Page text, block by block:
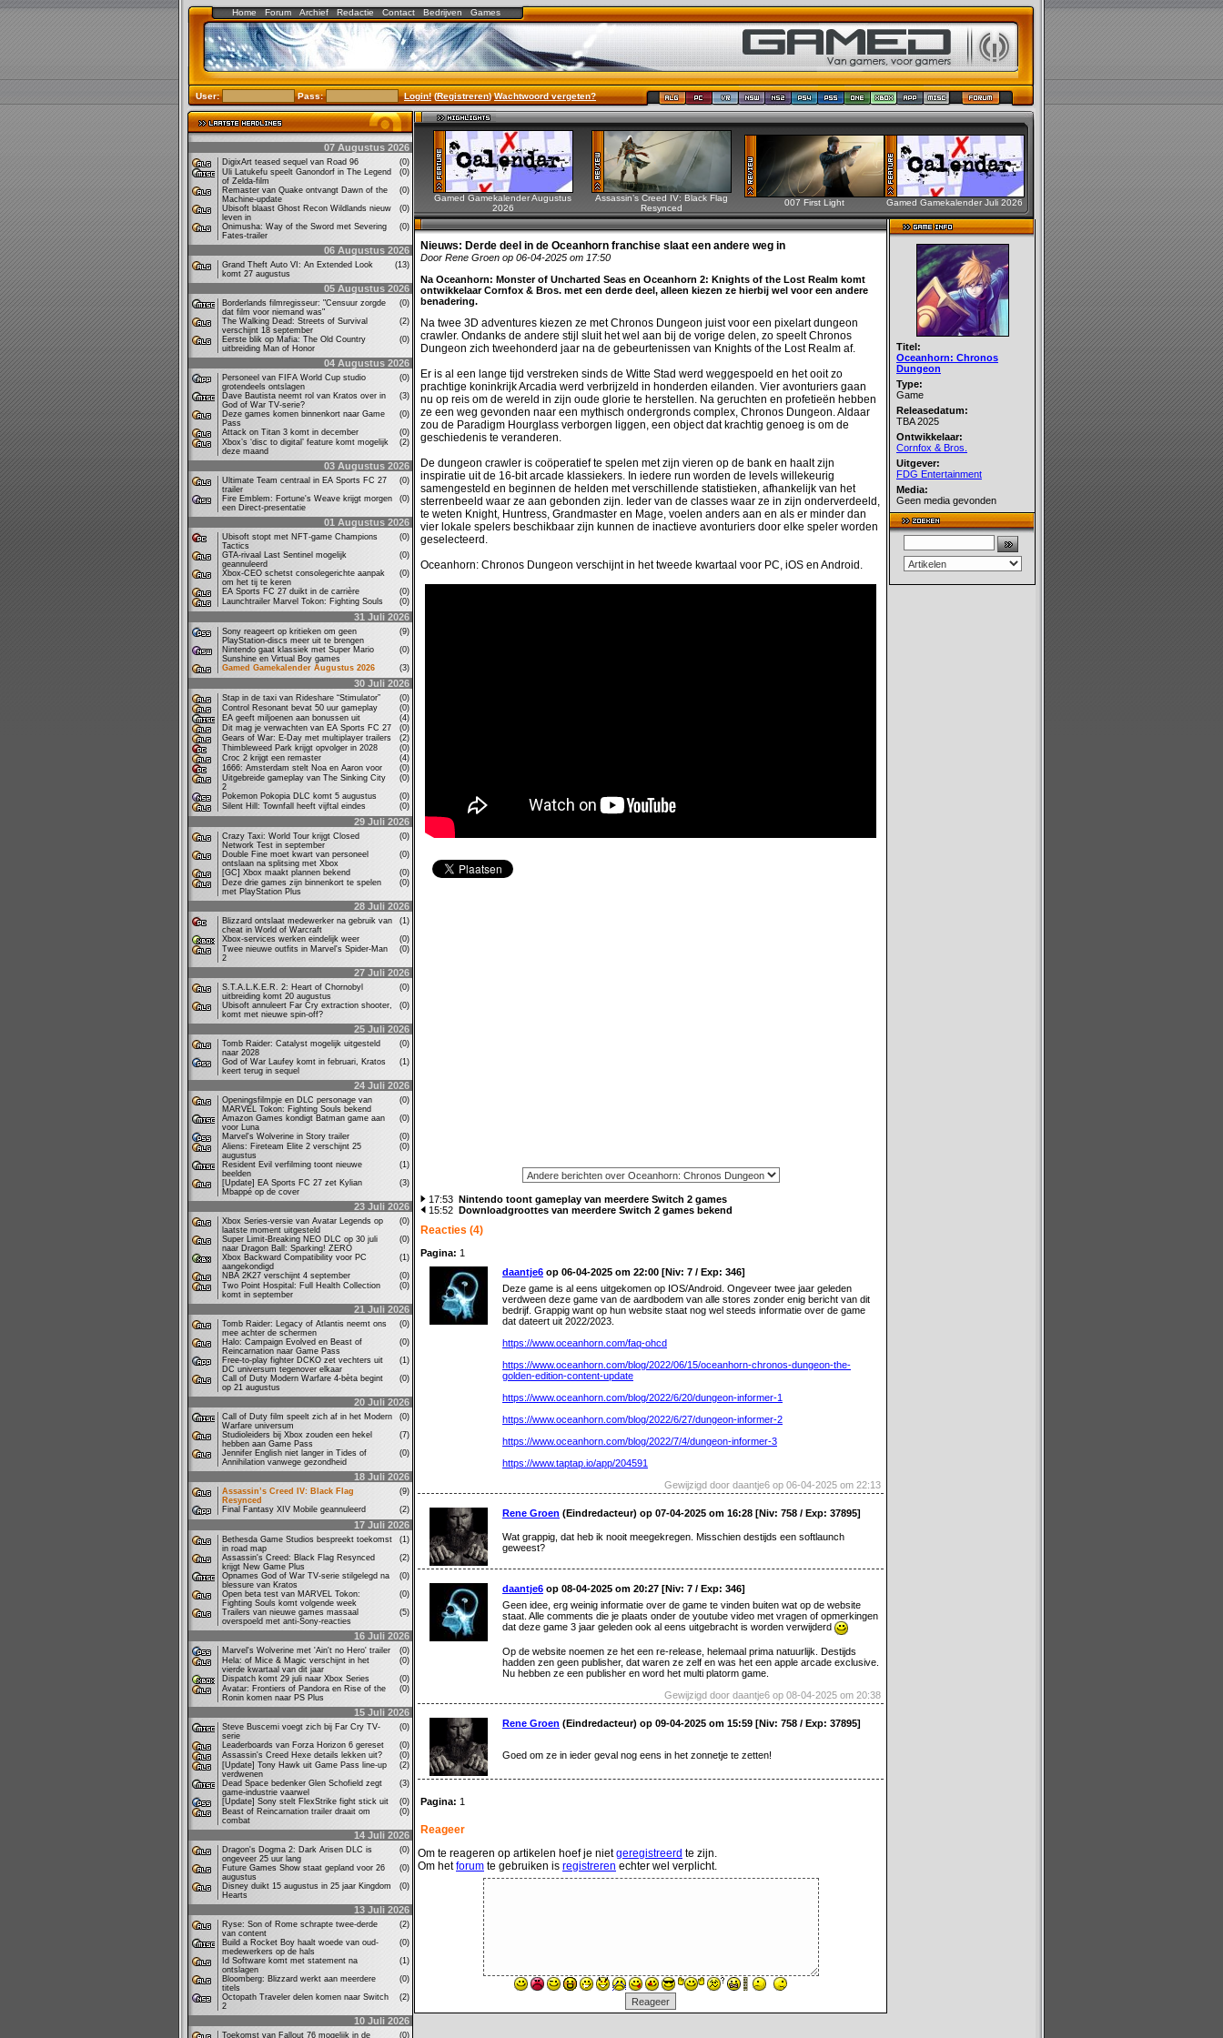
Home Forum Archief Redactie Contact Bedrijven Games
User: Pass: Login!(Registreren)Wachtwoord vergeten?
07 Augustus 2026
DigixArt teased sequel van Road 96
(0)
Uli Latukefu speelt Ganondorf in The Legend
of Zelda-film
(0)
Remaster van Quake ontvangt Dawn of the
Machine-update
(0)
Ubisoft blaast Ghost Recon Wildlands nieuw
leven in
(0)
Onimusha: Way of the Sword met Severing
Fates-trailer
(0)
06 Augustus 2026
Grand Theft Auto VI: An Extended Look
komt 27 augustus
(13)
05 Augustus 2026
Borderlands filmregisseur: "Censuur zorgde
dat film voor niemand was"
(0)
The Walking Dead: Streets of Survival
verschijnt 18 september
(2)
Eerste blik op Mafia: The Old Country
uitbreiding Man of Honor
(0)
04 Augustus 2026
Personeel van FIFA World Cup studio
grotendeels ontslagen
(0)
Dave Bautista neemt rol van Kratos over in
God of War TV-serie?
(3)
Deze games komen binnenkort naar Game
Pass
(0)
Attack on Titan 3 komt in december
(0)
Xbox’s ‘disc to digital’ feature komt mogelijk
deze maand
(2)
03 Augustus 2026
Ultimate Team centraal in EA Sports FC 27
trailer
(0)
Fire Emblem: Fortune's Weave krijgt morgen
een Direct-presentatie
(0)
01 Augustus 2026
Ubisoft stopt met NFT-game Champions
Tactics
(0)
GTA-rivaal Last Sentinel mogelijk
geannuleerd
(0)
Xbox-CEO schetst consolegerichte aanpak
om het tij te keren
(0)
EA Sports FC 27 duikt in de carrière
(0)
Launchtrailer Marvel Tokon: Fighting Souls
(0)
31 Juli 2026
Sony reageert op kritieken om geen
PlayStation-discs meer uit te brengen
(9)
Nintendo gaat klassiek met Super Mario
Sunshine en Virtual Boy games
(0)
Gamed Gamekalender Augustus 2026
(3)
30 Juli 2026
Stap in de taxi van Rideshare “Stimulator”
(0)
Control Resonant bevat 50 uur gameplay
(0)
EA geeft miljoenen aan bonussen uit
(4)
Dit mag je verwachten van EA Sports FC 27
(0)
Gears of War: E-Day met multiplayer trailers
(2)
Thimbleweed Park krijgt opvolger in 2028
(0)
Croc 2 krijgt een remaster
(4)
1666: Amsterdam stelt Noa en Aaron voor
(0)
Uitgebreide gameplay van The Sinking City
2
(0)
Pokemon Pokopia DLC komt 5 augustus
(0)
Silent Hill: Townfall heeft vijftal eindes
(0)
29 Juli 2026
Crazy Taxi: World Tour krijgt Closed
Network Test in september
(0)
Double Fine moet kwart van personeel
ontslaan na splitsing met Xbox
(0)
[GC] Xbox maakt plannen bekend
(0)
Deze drie games zijn binnenkort te spelen
met PlayStation Plus
(0)
28 Juli 2026
Blizzard ontslaat medewerker na gebruik van
cheat in World of Warcraft
(1)
Xbox-services werken eindelijk weer
(0)
Twee nieuwe outfits in Marvel's Spider-Man
2
(0)
27 Juli 2026
S.T.A.L.K.E.R. 2: Heart of Chornobyl
uitbreiding komt 20 augustus
(0)
Ubisoft annuleert Far Cry extraction shooter,
komt met nieuwe spin-off?
(0)
25 Juli 2026
Tomb Raider: Catalyst mogelijk uitgesteld
naar 2028
(0)
God of War Laufey komt in februari, Kratos
keert terug in sequel
(1)
24 Juli 2026
Openingsfilmpje en DLC personage van
MARVEL Tokon: Fighting Souls bekend
(0)
Amazon Games kondigt Batman game aan
voor Luna
(0)
Marvel's Wolverine in Story trailer
(0)
Aliens: Fireteam Elite 2 verschijnt 25
augustus
(0)
Resident Evil verfilming toont nieuwe
beelden
(1)
[Update] EA Sports FC 27 zet Kylian
Mbappé op de cover
(3)
23 Juli 2026
Xbox Series-versie van Avatar Legends op
laatste moment uitgesteld
(0)
Super Limit-Breaking NEO DLC op 30 juli
naar Dragon Ball: Sparking! ZERO
(0)
Xbox Backward Compatibility voor PC
aangekondigd
(1)
NBA 2K27 verschijnt 4 september
(0)
Two Point Hospital: Full Health Collection
komt in september
(0)
21 Juli 2026
Tomb Raider: Legacy of Atlantis neemt ons
mee achter de schermen
(0)
Halo: Campaign Evolved en Beast of
Reincarnation naar Game Pass
(0)
Free-to-play fighter DCKO zet vechters uit
DC universum tegenover elkaar
(1)
Call of Duty Modern Warfare 4-bèta begint
op 21 augustus
(0)
20 Juli 2026
Call of Duty film speelt zich af in het Modern
Warfare universum
(0)
Studioleiders bij Xbox zouden een hekel
hebben aan Game Pass
(7)
Jennifer English niet langer in Tides of
Annihilation vanwege gezondheid
(0)
18 Juli 2026
Assassin’s Creed IV: Black Flag
Resynced
(9)
Final Fantasy XIV Mobile geannuleerd
(2)
17 Juli 2026
Bethesda Game Studios bespreekt toekomst
in road map
(1)
Assassin's Creed: Black Flag Resynced
krijgt New Game Plus
(2)
Opnames God of War TV-serie stilgelegd na
blessure van Kratos
(0)
Open beta test van MARVEL Tokon:
Fighting Souls komt volgende week
(0)
Trailers van nieuwe games massaal
overspoeld met anti-Sony-reacties
(5)
16 Juli 2026
Marvel's Wolverine met 'Ain't no Hero' trailer
(0)
Hela: of Mice & Magic verschijnt in het
vierde kwartaal van dit jaar
(0)
Dispatch komt 29 juli naar Xbox Series
(0)
Avatar: Frontiers of Pandora en Rise of the
Ronin komen naar PS Plus
(0)
15 Juli 2026
Steve Buscemi voegt zich bij Far Cry TV-
serie
(0)
Leaderboards van Forza Horizon 6 gereset
(0)
Assassin's Creed Hexe details lekken uit?
(0)
[Update] Tony Hawk uit Game Pass line-up
verdwenen
(2)
Dead Space bedenker Glen Schofield zegt
game-industrie vaarwel
(3)
[Update] Sony stelt FlexStrike fight stick uit
(0)
Beast of Reincarnation trailer draait om
combat
(0)
14 Juli 2026
Dragon's Dogma 2: Dark Arisen DLC is
ongeveer 25 uur lang
(0)
Future Games Show staat gepland voor 26
augustus
(0)
Disney duikt 15 augustus in 25 jaar Kingdom
Hearts
(0)
13 Juli 2026
Ryse: Son of Rome schrapte twee-derde
van content
(2)
Build a Rocket Boy haalt woede van oud-
medewerkers op de hals
(0)
Id Software komt met statement na
ontslagen
(1)
Bloomberg: Blizzard werkt aan meerdere
titels
(0)
Octopath Traveler delen komen naar Switch
2
(2)
10 Juli 2026
Toekomst van Fallout 76 mogelijk in de
(0)
Gamed Gamekalender Augustus
2026
Assassin’s Creed IV: Black Flag
Resynced
007 First Light Gamed Gamekalender Juli 2026
Nieuws: Derde deel in de Oceanhorn franchise slaat een andere weg in
Door Rene Groen op 06-04-2025 om 17:50
Na Oceanhorn: Monster of Uncharted Seas en Oceanhorn 2: Knights of the Lost Realm komt
ontwikkelaar Cornfox & Bros. met een derde deel, alleen kiezen ze hierbij wel voor een andere
benadering.
Na twee 3D adventures kiezen ze met Chronos Dungeon juist voor een pixelart dungeon
crawler. Ondanks de andere stijl sluit het wel aan bij de vorige delen, zo speelt Chronos
Dungeon zich tweehonderd jaar na de gebeurtenissen van Knights of the Lost Realm af.
Er is al een lange tijd verstreken sinds de Witte Stad werd weggespoeld en het ooit zo
prachtige koninkrijk Arcadia werd verbrijzeld in honderden eilanden. Vier avonturiers gaan
nu op reis om de wereld in zijn oude glorie te herstellen. Na geruchten en profetieën hebben
ze een weg gevonden naar een mythisch ondergronds complex, Chronos Dungeon. Aldaar
zou de Paradigm Hourglass verborgen liggen, een object dat krachtig genoeg is om de
geschiedenis te veranderen.
De dungeon crawler is coöperatief te spelen met zijn vieren op de bank en haalt zijn
inspiratie uit de 16-bit arcade klassiekers. In iedere run worden de levels willekeurig
samengesteld en beginnen de helden met verschillende statistieken, afhankelijk van het
sterrenbeeld waar ze aan gebonden zijn. Ieder van de classes waar ze in zijn onderverdeeld,
te weten Knight, Huntress, Grandmaster en Mage, voelen anders aan en als er minder dan
vier lokale spelers beschikbaar zijn kunnen de inactieve avonturiers door elke speler worden
geselecteerd.
Oceanhorn: Chronos Dungeon verschijnt in het tweede kwartaal voor PC, iOS en Android.
17:53 Nintendo toont gameplay van meerdere Switch 2 games
15:52 Downloadgroottes van meerdere Switch 2 games bekend
Reacties (4)
Pagina: 1
daantje6 op 06-04-2025 om 22:00 [Niv: 7 / Exp: 346]
Deze game is al eens uitgekomen op IOS/Android. Ongeveer twee jaar geleden
verdween deze game van de aardbodem van alle stores zonder enig bericht van dit
bedrijf. Grappig want op hun website staat nog wel steeds informatie over de game
dat dateert uit 2022/2023.
https://www.oceanhorn.com/faq-ohcd
https://www.oceanhorn.com/blog/2022/06/15/oceanhorn-chronos-dungeon-the-
golden-edition-content-update
https://www.oceanhorn.com/blog/2022/6/20/dungeon-informer-1
https://www.oceanhorn.com/blog/2022/6/27/dungeon-informer-2
https://www.oceanhorn.com/blog/2022/7/4/dungeon-informer-3
https://www.taptap.io/app/204591
Gewijzigd door daantje6 op 06-04-2025 om 22:13
Rene Groen (Eindredacteur) op 07-04-2025 om 16:28 [Niv: 758 / Exp: 37895]
Wat grappig, dat heb ik nooit meegekregen. Misschien destijds een softlaunch
geweest?
daantje6 op 08-04-2025 om 20:27 [Niv: 7 / Exp: 346]
Geen idee, erg weinig informatie over de game te vinden buiten wat op de website
staat. Alle comments die je plaats onder de youtube video met vragen of opmerkingen
dat deze game 3 jaar geleden ook al eens uitgebracht is worden verwijderd
Op de website noemen ze het een re-release, helemaal prima natuurlijk. Destijds
hadden zen geen publisher, dat waren ze zelf en was het een apple arcade exclusive.
Nu hebben ze een publisher en word het multi platorm game.
Gewijzigd door daantje6 op 08-04-2025 om 20:38
Rene Groen (Eindredacteur) op 09-04-2025 om 15:59 [Niv: 758 / Exp: 37895]
Goed om ze in ieder geval nog eens in het zonnetje te zetten!
Pagina: 1
Reageer
Om te reageren op artikelen hoef je nietgeregistreerd te zijn.
Om hetforum te gebruiken is registreren echter wel verplicht.
Titel:
Oceanhorn: Chronos
Dungeon
Type:
Game
Releasedatum:
TBA 2025
Ontwikkelaar:
Cornfox & Bros.
Uitgever:
FDG Entertainment
Media:
Geen media gevonden